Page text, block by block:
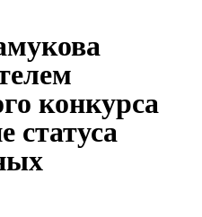
конкурса
статуса